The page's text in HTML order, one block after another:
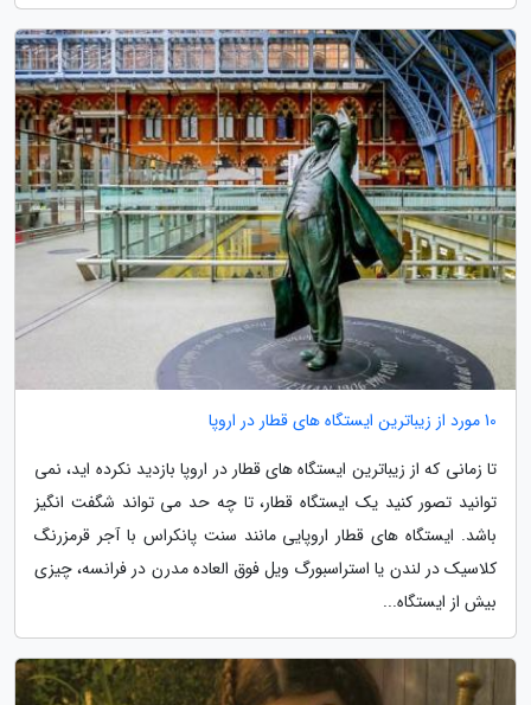
10 مورد از زیباترین ایستگاه های قطار در اروپا
تا زمانی که از زیباترین ایستگاه های قطار در اروپا بازدید نکرده اید، نمی
توانید تصور کنید یک ایستگاه قطار، تا چه حد می تواند شگفت انگیز
باشد. ایستگاه های قطار اروپایی مانند سنت پانکراس با آجر قرمزرنگ
کلاسیک در لندن یا استراسبورگ ویل فوق العاده مدرن در فرانسه، چیزی
بیش از ایستگاه...